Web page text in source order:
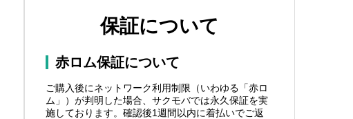
保証について
赤ロム保証について
ご購入後にネットワーク利用制限（いわゆる「赤ロ
ム」）が判明した場合、サクモバでは永久保証を実
施しております。確認後1週間以内に着払いでご返